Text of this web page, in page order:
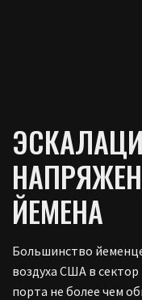
ЙЕМЕНА
Большинство
воздуха США в сектор
порта не более чем